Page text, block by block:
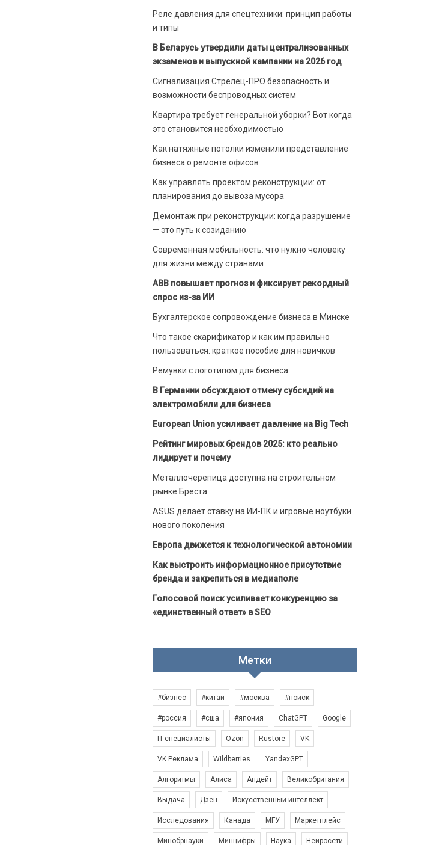
Реле давления для спецтехники: принцип работы
и типы
В Беларусь утвердили даты централизованных
экзаменов и выпускной кампании на 2026 год
Сигнализация Стрелец-ПРО безопасность и
возможности беспроводных систем
Квартира требует генеральной уборки? Вот когда
это становится необходимостью
Как натяжные потолки изменили представление
бизнеса о ремонте офисов
Как управлять проектом реконструкции: от
планирования до вывоза мусора
Демонтаж при реконструкции: когда разрушение
— это путь к созиданию
Современная мобильность: что нужно человеку
для жизни между странами
ABB повышает прогноз и фиксирует рекордный
спрос из-за ИИ
Бухгалтерское сопровождение бизнеса в Минске
Что такое скарификатор и как им правильно
пользоваться: краткое пособие для новичков
Ремувки с логотипом для бизнеса
В Германии обсуждают отмену субсидий на
электромобили для бизнеса
European Union усиливает давление на Big Tech
Рейтинг мировых брендов 2025: кто реально
лидирует и почему
Металлочерепица доступна на строительном
рынке Бреста
ASUS делает ставку на ИИ-ПК и игровые ноутбуки
нового поколения
Европа движется к технологической автономии
Как выстроить информационное присутствие
бренда и закрепиться в медиаполе
Голосовой поиск усиливает конкуренцию за
«единственный ответ» в SEO
Метки
#бизнес #китай #москва #поиск
#россия #сша #япония ChatGPT Google
IT-специалисты Ozon Rustore VK
VK Реклама Wildberries YandexGPT
Алгоритмы Алиса Апдейт Великобритания
Выдача Дзен Искусственный интеллект
Исследования Канада МГУ Маркетплейс
Минобрнауки Минцифры Наука Нейросети